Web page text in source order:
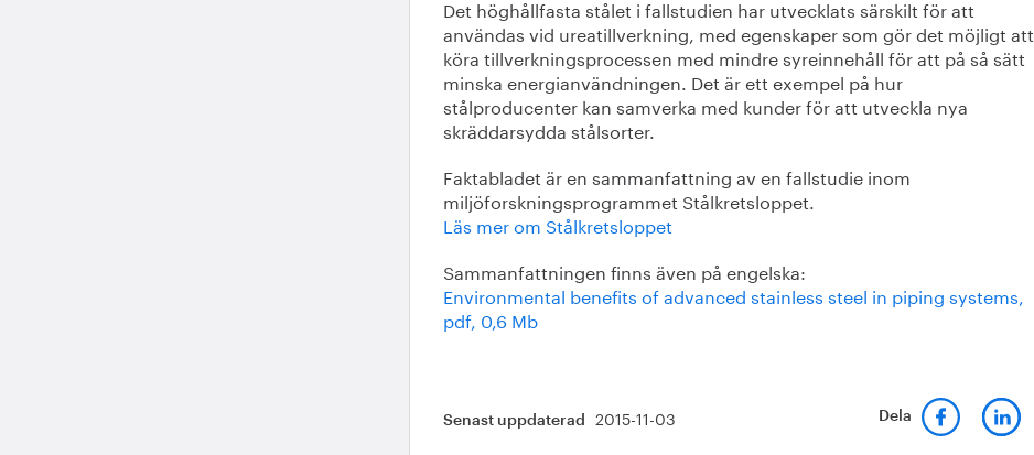
Det höghållfasta stålet i fallstudien har utvecklats särskilt för att
användas vid ureatillverkning, med egenskaper som gör det möjligt att
köra tillverkningsprocessen med mindre syreinnehåll för att på så sätt
minska energianvändningen. Det är ett exempel på hur
stålproducenter kan samverka med kunder för att utveckla nya
skräddarsydda stålsorter.
Faktabladet är en sammanfattning av en fallstudie inom
miljöforskningsprogrammet Stålkretsloppet.
Läs mer om Stålkretsloppet
Sammanfattningen finns även på engelska:
Environmental benefits of advanced stainless steel in piping systems,
pdf, 0,6 Mb
Senast uppdaterad 2015-11-03 Dela